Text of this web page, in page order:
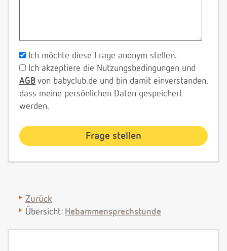
Ich möchte diese Frage anonym stellen.
Ich akzeptiere die Nutzungsbedingungen und
AGB von babyclub.de und bin damit einverstanden,
dass meine persönlichen Daten gespeichert
werden.
Zurück
Übersicht: Hebammensprechstunde